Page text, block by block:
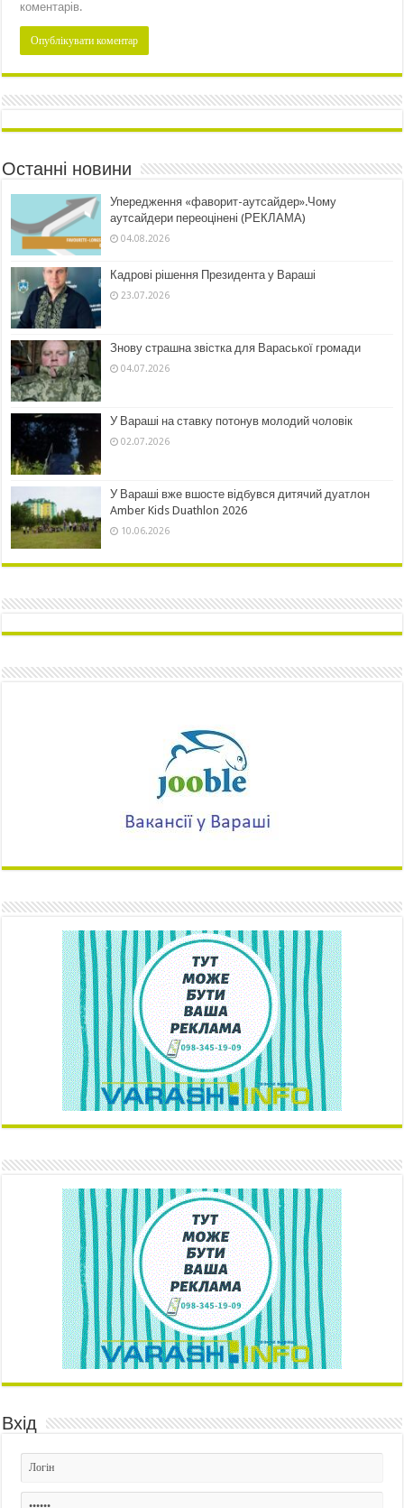
коментарів.
Останні новини
Упередження «фаворит-аутсайдер».Чому
аутсайдери переоцінені (РЕКЛАМА)
04.08.2026
Кадрові рішення Президента у Вараші
23.07.2026
Знову страшна звістка для Вараської громади
04.07.2026
У Вараші на ставку потонув молодий чоловік
02.07.2026
У Вараші вже вшосте відбувся дитячий дуатлон
Amber Kids Duathlon 2026
10.06.2026
Вхід